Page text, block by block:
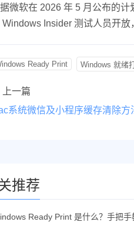
微软在 2026 年 5 月公布的
Windows Insider 测试人员开放
Ready Print Windows 就绪
上一篇
系统微信及小程序缓存清除方
推荐
Ready Print 是什么？手把手